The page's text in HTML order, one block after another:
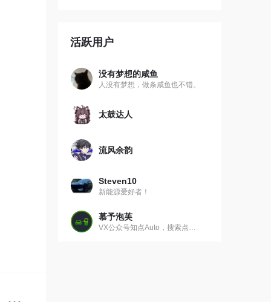
活跃用户
没有梦想的咸鱼
人没有梦想，做条咸鱼也不错。
太鼓达人
流风余韵
Steven10
新能源爱好者！
慕予泡芙
VX公众号知点Auto，搜索点个关注